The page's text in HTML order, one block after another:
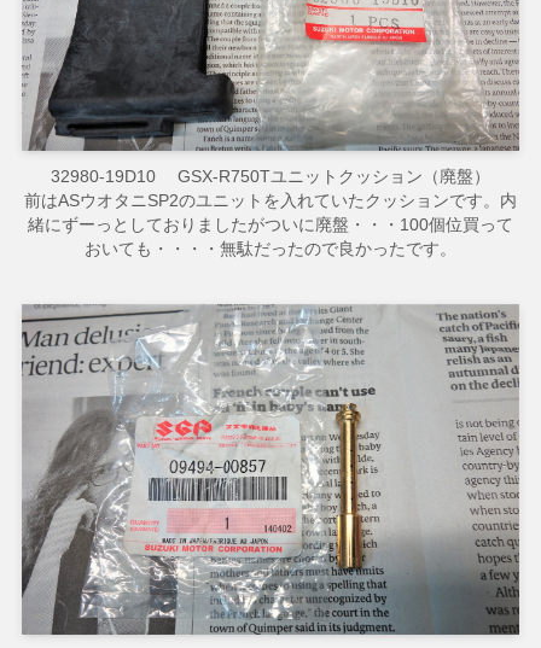
32980-19D10 GSX-R750Tユニットクッション（廃盤）
前はASウオタニSP2のユニットを入れていたクッションです。内
緒にずーっとしておりましたがついに廃盤・・・100個位買って
おいても・・・・無駄だったので良かったです。